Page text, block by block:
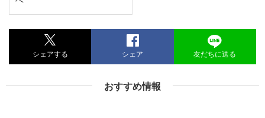
シェアする シェア 友だちに送る
おすすめ情報